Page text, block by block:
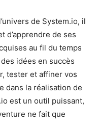
de System.io, il
d’apprendre de ses
au fil du temps
idées en succès
tester et affiner vos
dans la réalisation de
est un outil puissant,
ne fait que